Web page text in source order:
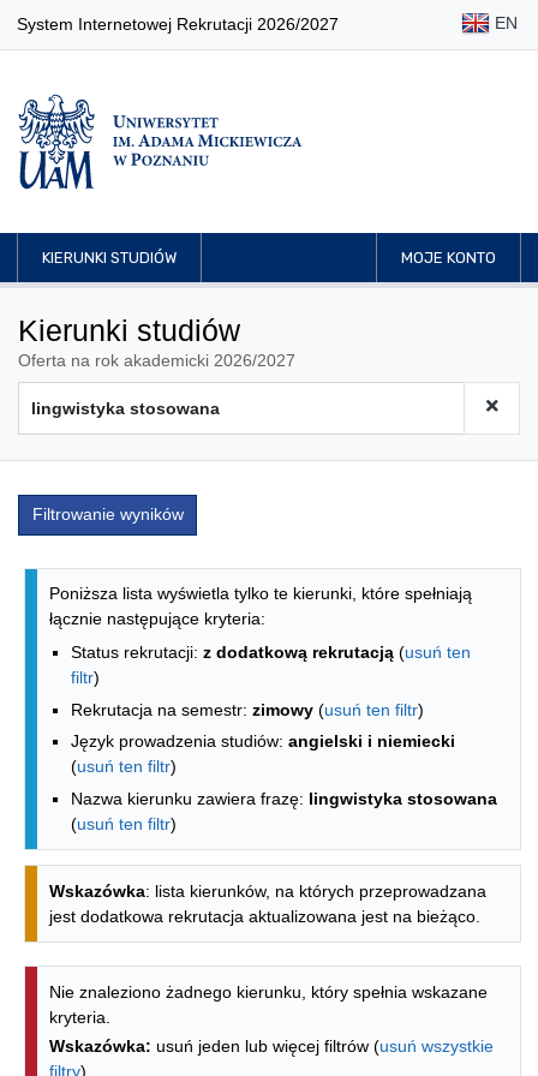
System Internetowej Rekrutacji 2026/2027 EN
KIERUNKI STUDIÓW MOJE KONTO
Kierunki studiów
Oferta na rok akademicki 2026/2027
Filtrowanie wyników
Lista kierunków - indeks alfabetyczny
Poniższa lista wyświetla tylko te kierunki, które spełniają
łącznie następujące kryteria:
Status rekrutacji: z dodatkową rekrutacją (usuń ten
filtr)
Rekrutacja na semestr: zimowy (usuń ten filtr)
Język prowadzenia studiów: angielski i niemiecki
(usuń ten filtr)
Nazwa kierunku zawiera frazę: lingwistyka stosowana
(usuń ten filtr)
Wskazówka: lista kierunków, na których przeprowadzana
jest dodatkowa rekrutacja aktualizowana jest na bieżąco.
Nie znaleziono żadnego kierunku, który spełnia wskazane
kryteria.
Wskazówka: usuń jeden lub więcej filtrów (usuń wszystkie
filtry).